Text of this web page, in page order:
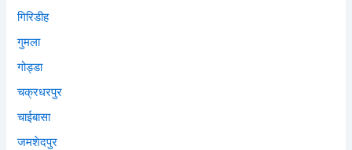
गिरिडीह
गुमला
गोड्डा
चक्रधरपुर
चाईबासा
जमशेदपुर